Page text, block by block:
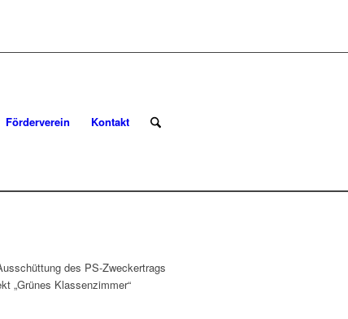
Förderverein Kontakt
des PS-Zweckertrags
„Grünes Klassenzimmer“